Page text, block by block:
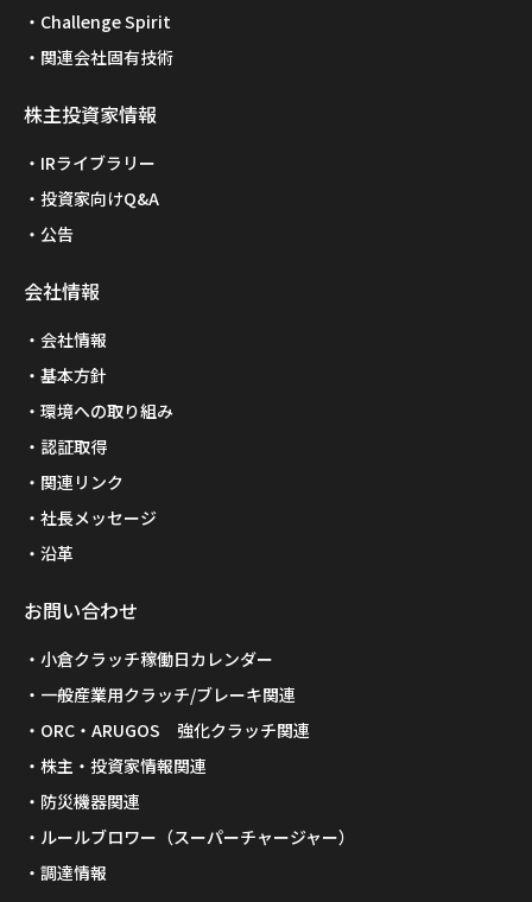
Challenge Spirit
関連会社固有技術
株主投資家情報
IRライブラリー
投資家向けQ&A
公告
会社情報
会社情報
基本方針
環境への取り組み
認証取得
関連リンク
社長メッセージ
沿革
お問い合わせ
小倉クラッチ稼働日カレンダー
一般産業用クラッチ/ブレーキ関連
ORC・ARUGOS 強化クラッチ関連
株主・投資家情報関連
防災機器関連
ルールブロワー（スーパーチャージャー）
調達情報